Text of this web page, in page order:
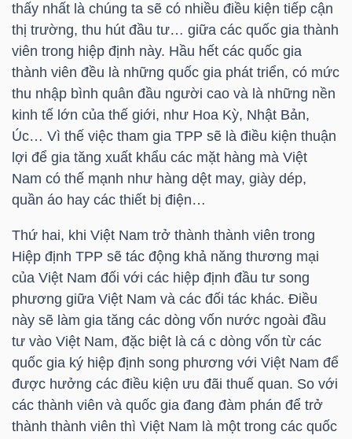
thấy nhất là chúng ta sẽ có nhiều điều kiện tiếp cận
thị trường, thu hút đầu tư… giữa các quốc gia thành
viên trong hiệp định này. Hầu hết các quốc gia
thành viên đều là những quốc gia phát triển, có mức
thu nhập bình quân đầu người cao và là những nền
kinh tế lớn của thế giới, như Hoa Kỳ, Nhật Bản,
Úc… Vì thế việc tham gia TPP sẽ là điều kiện thuận
lợi để gia tăng xuất khẩu các mặt hàng mà Việt
Nam có thế mạnh như hàng dệt may, giày dép,
quần áo hay các thiết bị điện…
Thứ hai, khi Việt Nam trở thành thành viên trong
Hiệp định TPP sẽ tác động khả năng thương mại
của Việt Nam đối với các hiệp định đầu tư song
phương giữa Việt Nam và các đối tác khác. Điều
này sẽ làm gia tăng các dòng vốn nước ngoài đầu
tư vào Việt Nam, đặc biệt là cá c dòng vốn từ các
quốc gia ký hiệp định song phương với Việt Nam để
được hưởng các điều kiện ưu đãi thuế quan. So với
các thành viên và quốc gia đang đàm phán để trở
thành thành viên thì Việt Nam là một trong các quốc
KINH
THẾ
GIỚI
ĐÔNG
DƯƠNG
TÀI
CHÍNH
CÁ
NHÂN